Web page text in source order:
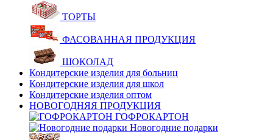
ТОРТЫ
ФАСОВАННАЯ ПРОДУКЦИЯ
ШОКОЛАД
Кондитерские изделия для больниц
Кондитерские изделия для школ
Кондитерские изделия оптом
НОВОГОДНЯЯ ПРОДУКЦИЯ
ГОФРОКАРТОН
Новогодние подарки